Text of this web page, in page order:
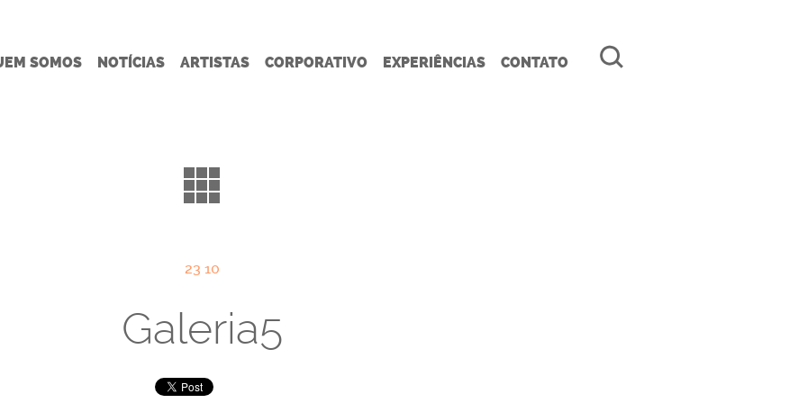
SOMOS NOTÍCIAS ARTISTAS CORPORATIVO EXPERIÊNCIAS CONTATO
23 10
Galeria5